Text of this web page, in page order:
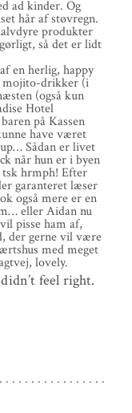
ad kinder. Og
hår af støvregn.
produkter
så det er lidt
en herlig, happy
mojito-drikker (i
(også kun
Hotel
på Kassen
have været
Sådan er livet
når hun er i byen
tsk hrmph! Efter
garanteret læser
også mere er en
eller Aidan nu
pisse ham af,
der gerne vil være
med meget
lovely.
feel right.